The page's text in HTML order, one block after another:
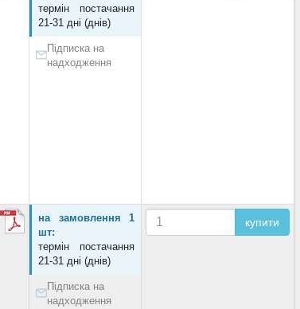
термін постачання
21-31 дні (днів)
Підписка на
надходження
на замовлення 1
шт:
термін постачання
21-31 дні (днів)
Підписка на
надходження
купити